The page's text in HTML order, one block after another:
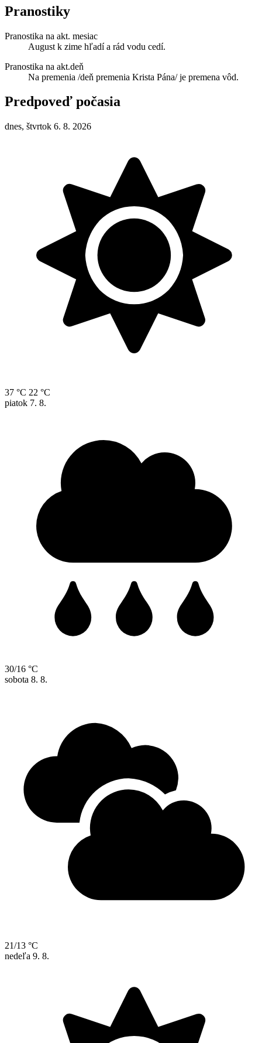
Pranostiky
Pranostika na akt. mesiac
August k zime hľadí a rád vodu cedí.
Pranostika na akt.deň
Na premenia /deň premenia Krista Pána/ je premena vôd.
Predpoveď počasia
dnes, štvrtok 6. 8. 2026
37 °C 22 °C
piatok 7. 8.
30/16 °C
sobota 8. 8.
21/13 °C
nedeľa 9. 8.